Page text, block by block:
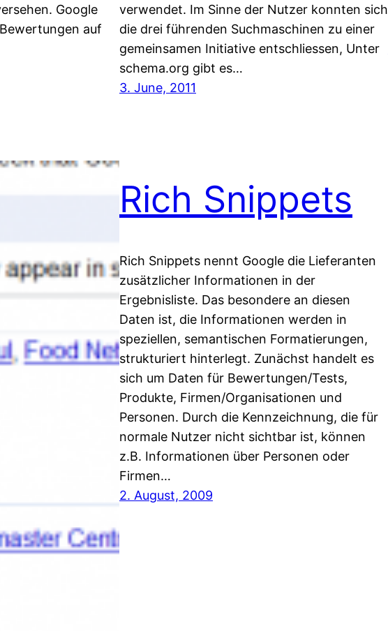
Google
auf
verwendet. Im Sinne der Nutzer konnten sich
die drei führenden Suchmaschinen zu einer
gemeinsamen Initiative entschliessen, Unter
schema.org gibt es…
3. June, 2011
Rich Snippets
Rich Snippets nennt Google die Lieferanten
zusätzlicher Informationen in der
Ergebnisliste. Das besondere an diesen
Daten ist, die Informationen werden in
speziellen, semantischen Formatierungen,
strukturiert hinterlegt. Zunächst handelt es
sich um Daten für Bewertungen/Tests,
Produkte, Firmen/Organisationen und
Personen. Durch die Kennzeichnung, die für
normale Nutzer nicht sichtbar ist, können
z.B. Informationen über Personen oder
Firmen…
2. August, 2009